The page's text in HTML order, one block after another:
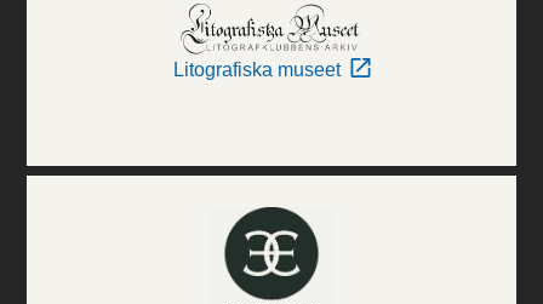
Litografiska museet